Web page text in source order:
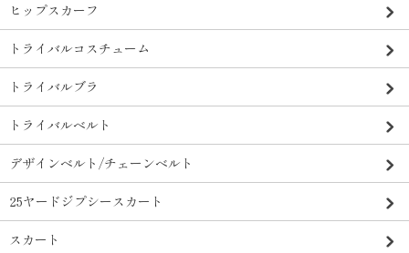
ヒップスカーフ
トライバルコスチューム
トライバルブラ
トライバルベルト
デザインベルト/チェーンベルト
25ヤードジプシースカート
スカート